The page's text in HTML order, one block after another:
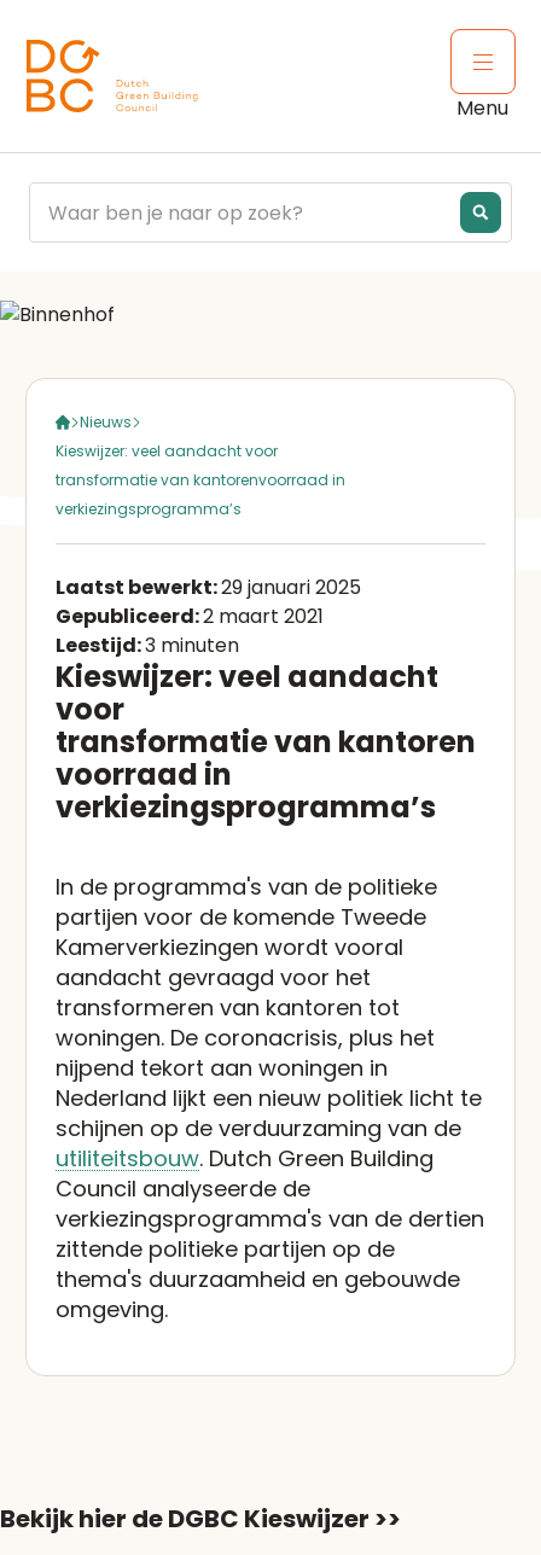
Open
Menu
Nieuws
Kieswijzer: veel aandacht voor
transformatie van kantorenvoorraad in
verkiezingsprogramma’s
Laatst bewerkt:29 januari 2025
Gepubliceerd:2 maart 2021
Leestijd:3 minuten
Kieswijzer: veel aandacht
voor
transformatie van kantoren
voorraad in
verkiezingsprogramma’s
In de programma's van de politieke
partijen voor de komende Tweede
Kamerverkiezingen wordt vooral
aandacht gevraagd voor het
transformeren van kantoren tot
woningen. De coronacrisis, plus het
nijpend tekort aan woningen in
Nederland lijkt een nieuw politiek licht te
schijnen op de verduurzaming van de
utiliteitsbouw. Dutch Green Building
Council analyseerde de
verkiezingsprogramma's van de dertien
zittende politieke partijen op de
thema's duurzaamheid en gebouwde
omgeving.
Bekijk hier de DGBC Kieswijzer >>